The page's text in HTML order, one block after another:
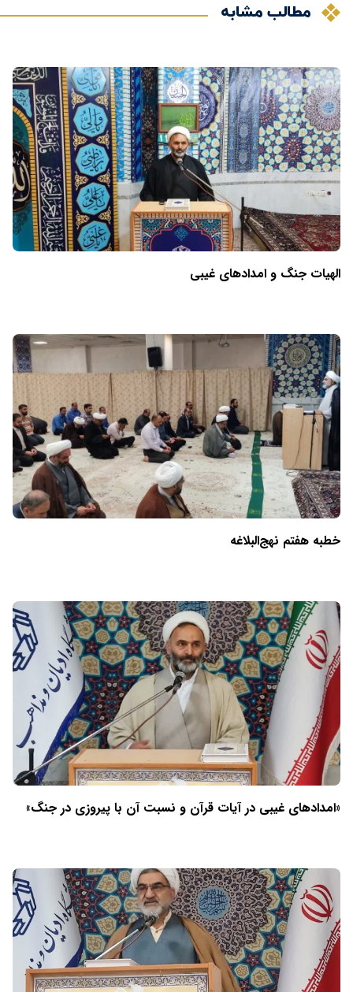
مطالب مشابه
الهیات جنگ و امدادهای غیبی
خطبه هفتم نهج‌البلاغه
«امدادهای غیبی در آیات قرآن و نسبت آن با پیروزی در جنگ»